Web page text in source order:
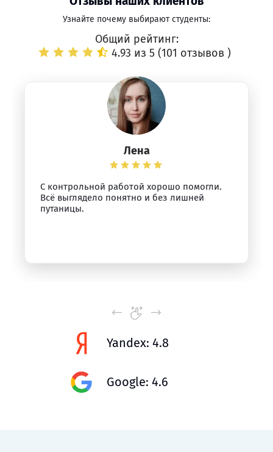
Узнайте почему выбирают студенты:
Общий рейтинг:
4.93 из 5 (101 отзывов )
Лена
С контрольной работой хорошо помогли.
Всё выглядело понятно и без лишней
путаницы.
Yandex: 4.8
Google: 4.6